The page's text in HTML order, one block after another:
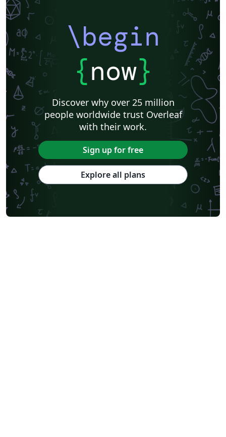
\begin
{now}
Discover why over 25 million
people worldwide trust Overleaf
with their work.
Sign up for free
Explore all plans